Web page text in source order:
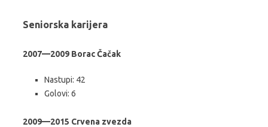
Seniorska karijera
2007—2009 Borac Čačak
Nastupi: 42
Golovi: 6
2009—2015 Crvena zvezda